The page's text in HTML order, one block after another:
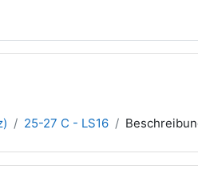
25-27 C - LS16